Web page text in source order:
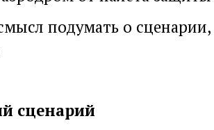
подумать о
сценарий